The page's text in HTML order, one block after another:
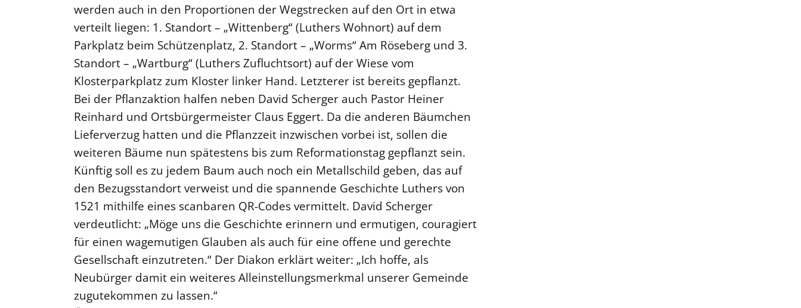
werden auch in den Proportionen der Wegstrecken auf den Ort in etwa
verteilt liegen: 1. Standort – „Wittenberg“ (Luthers Wohnort) auf dem
Parkplatz beim Schützenplatz, 2. Standort – „Worms“ Am Röseberg und 3.
Standort – „Wartburg“ (Luthers Zufluchtsort) auf der Wiese vom
Klosterparkplatz zum Kloster linker Hand. Letzterer ist bereits gepflanzt.
Bei der Pflanzaktion halfen neben David Scherger auch Pastor Heiner
Reinhard und Ortsbürgermeister Claus Eggert. Da die anderen Bäumchen
Lieferverzug hatten und die Pflanzzeit inzwischen vorbei ist, sollen die
weiteren Bäume nun spätestens bis zum Reformationstag gepflanzt sein.
Künftig soll es zu jedem Baum auch noch ein Metallschild geben, das auf
den Bezugsstandort verweist und die spannende Geschichte Luthers von
1521 mithilfe eines scanbaren QR-Codes vermittelt. David Scherger
verdeutlicht: „Möge uns die Geschichte erinnern und ermutigen, couragiert
für einen wagemutigen Glauben als auch für eine offene und gerechte
Gesellschaft einzutreten.“ Der Diakon erklärt weiter: „Ich hoffe, als
Neubürger damit ein weiteres Alleinstellungsmerkmal unserer Gemeinde
zugutekommen zu lassen.“